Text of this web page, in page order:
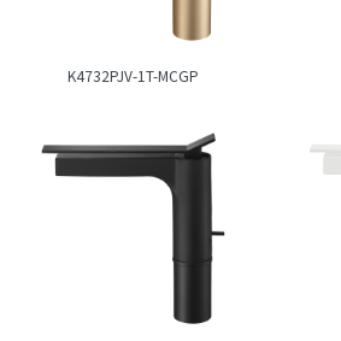
K4732PJV-1T-MCGP